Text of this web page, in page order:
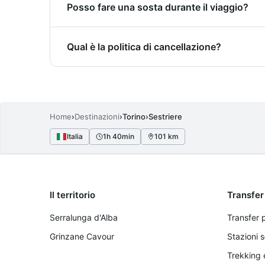
climatizzati e adatti al trasporto bagagli.
Posso fare una sosta durante il viaggio?
o contattandoci direttamente. Le soste
Qual è la politica di cancellazione?
Home›Destinazioni›Torino›Sestriere
Italia 1h 40min 101 km
Il territorio
Serralunga d'Alba
Grinzane Cavour
Transfer
Transfer
Stazioni
Trekking